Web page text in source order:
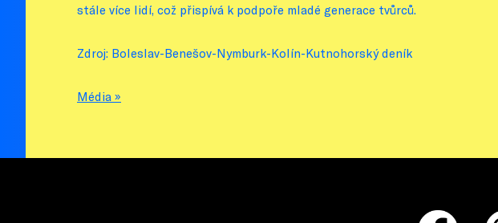
stále více lidí, což přispívá k podpoře mladé generace tvůrců.
Zdroj: Boleslav-Benešov-Nymburk-Kolín-Kutnohorský deník
Média »